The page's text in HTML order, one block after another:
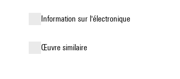
Information sur l'électronique
œuvre similaire